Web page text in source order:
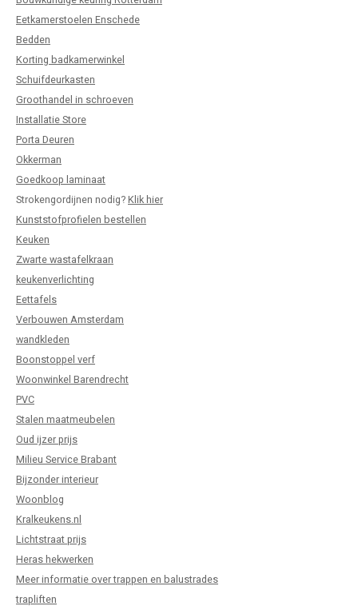
Eetkamerstoelen Enschede
Bedden
Korting badkamerwinkel
Schuifdeurkasten
Groothandel in schroeven
Installatie Store
Porta Deuren
Okkerman
Goedkoop laminaat
Strokengordijnen nodig?Klik hier
Kunststofprofielen bestellen
Keuken
Zwarte wastafelkraan
keukenverlichting
Eettafels
Verbouwen Amsterdam
wandkleden
Boonstoppel verf
Woonwinkel Barendrecht
PVC
Stalen maatmeubelen
Oud ijzer prijs
Milieu Service Brabant
Bijzonder interieur
Woonblog
Kralkeukens.nl
Lichtstraat prijs
Heras hekwerken
Meer informatie over trappen en balustrades
trapliften